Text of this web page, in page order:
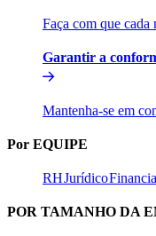
Faça com que cada
Garantir a
Mantenha-se em
Por EQUIPE​​
RH​​Jurídico​​
POR TAMANHO DA